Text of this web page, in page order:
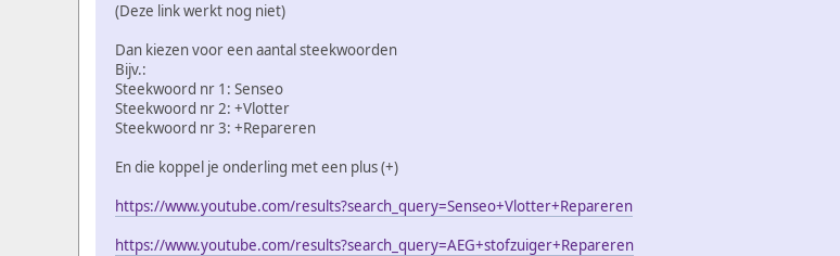
(Deze link werkt nog niet)
Dan kiezen voor een aantal steekwoorden
Bijv.:
Steekwoord nr 1: Senseo
Steekwoord nr 2: +Vlotter
Steekwoord nr 3: +Repareren
En die koppel je onderling met een plus (+)
https://www.youtube.com/results?search_query=Senseo+Vlotter+Repareren
https://www.youtube.com/results?search_query=AEG+stofzuiger+Repareren